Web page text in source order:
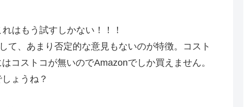
はもう試すしかない！！！
て、あまり否定的な意見もないのが特徴。コスト
コストコが無いのでAmazonでしか買えません。
ょうね？